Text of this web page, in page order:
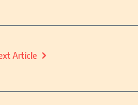
Article